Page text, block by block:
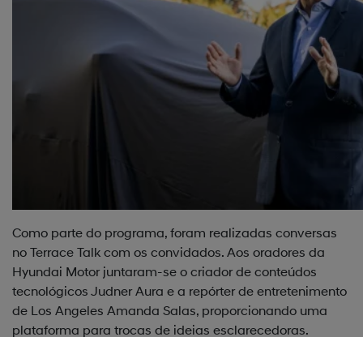
Como parte do programa, foram realizadas conversas
no Terrace Talk com os convidados. Aos oradores da
Hyundai Motor juntaram-se o criador de conteúdos
tecnológicos Judner Aura e a repórter de entretenimento
de Los Angeles Amanda Salas, proporcionando uma
plataforma para trocas de ideias esclarecedoras.